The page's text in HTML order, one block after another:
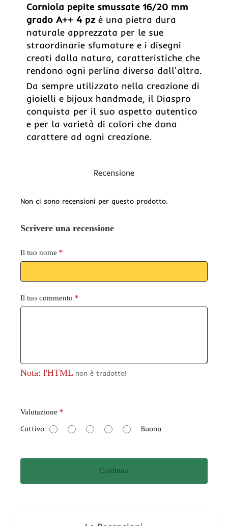
Corniola pepite smussate 16/20 mm
grado A++ 4 pzè una pietra dura
naturale apprezzata per le sue
straordinarie sfumature e i disegni
creati dalla natura, caratteristiche che
rendono ogni perlina diversa dall'altra.
Da sempre utilizzato nella creazione di
gioielli e bijoux handmade, il Diaspro
conquista per il suo aspetto autentico
e per la varietà di colori che dona
carattere ad ogni creazione.
Recensione
Non ci sono recensioni per questo prodotto.
Scrivere una recensione
Il tuo nome
Il tuo commento
Nota: l'HTML non è tradotto!
V
l
t
z
Valutazione
Cattivo Buona
Continua